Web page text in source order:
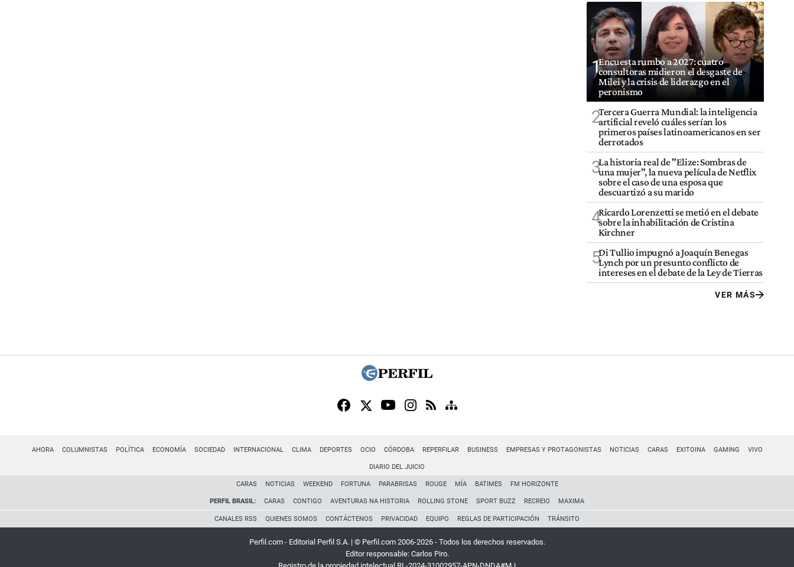
1Encuesta rumbo a 2027: cuatro
consultoras midieron el desgaste de
Milei y la crisis de liderazgo en el
peronismo
2Tercera Guerra Mundial: la inteligencia
artificial reveló cuáles serían los
primeros países latinoamericanos en ser
derrotados
3La historia real de "Elize: Sombras de
una mujer", la nueva película de Netflix
sobre el caso de una esposa que
descuartizó a su marido
4Ricardo Lorenzetti se metió en el debate
sobre la inhabilitación de Cristina
Kirchner
5Di Tullio impugnó a Joaquín Benegas
Lynch por un presunto conflicto de
intereses en el debate de la Ley de Tierras
VER MÁS
AHORA COLUMNISTAS POLÍTICA ECONOMÍA SOCIEDAD INTERNACIONAL CLIMA DEPORTES OCIO CÓRDOBA REPERFILAR BUSINESS EMPRESAS Y PROTAGONISTAS NOTICIAS CARAS EXITOINA GAMING VIVO
DIARIO DEL JUICIO
CARAS NOTICIAS WEEKEND FORTUNA PARABRISAS ROUGE MÍA BATIMES FM HORIZONTE
PERFIL BRASIL: CARAS CONTIGO AVENTURAS NA HISTORIA ROLLING STONE SPORT BUZZ RECREIO MAXIMA
CANALES RSS QUIENES SOMOS CONTÁCTENOS PRIVACIDAD EQUIPO REGLAS DE PARTICIPACIÓN TRÁNSITO
Perfil.com - Editorial Perfil S.A. | © Perfil.com 2006-2026 - Todos los derechos reservados.
Editor responsable: Carlos Piro.